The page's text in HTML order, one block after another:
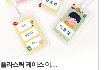
플라스틱 케이스 이…